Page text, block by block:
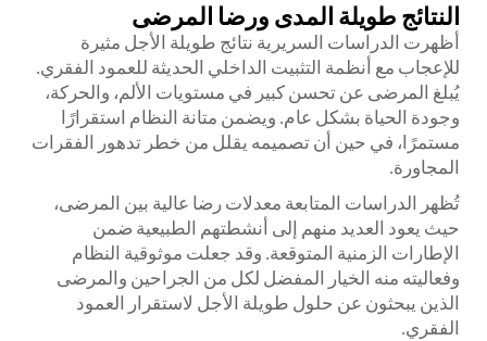
النتائج طويلة المدى ورضا المرضى
أظهرت الدراسات السريرية نتائج طويلة الأجل مثيرة
للإعجاب مع أنظمة التثبيت الداخلي الحديثة للعمود الفقري.
يُبلغ المرضى عن تحسن كبير في مستويات الألم، والحركة،
وجودة الحياة بشكل عام. ويضمن متانة النظام استقرارًا
مستمرًا، في حين أن تصميمه يقلل من خطر تدهور الفقرات
المجاورة.
تُظهر الدراسات المتابعة معدلات رضا عالية بين المرضى،
حيث يعود العديد منهم إلى أنشطتهم الطبيعية ضمن
الإطارات الزمنية المتوقعة. وقد جعلت موثوقية النظام
وفعاليته منه الخيار المفضل لكل من الجراحين والمرضى
الذين يبحثون عن حلول طويلة الأجل لاستقرار العمود
الفقري.